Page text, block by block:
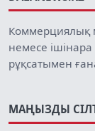
Коммерциялық
немесе
рұқсатымен
МАҢЫЗДЫ